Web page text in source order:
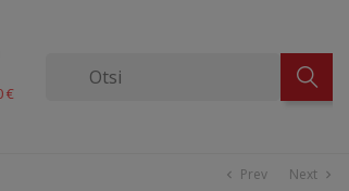
€
chevron_left Prev Next chevron_right